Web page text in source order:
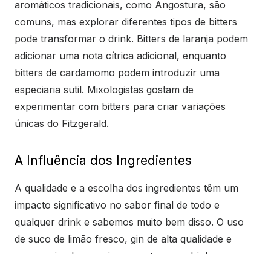
aromáticos tradicionais, como Angostura, são
comuns, mas explorar diferentes tipos de bitters
pode transformar o drink. Bitters de laranja podem
adicionar uma nota cítrica adicional, enquanto
bitters de cardamomo podem introduzir uma
especiaria sutil. Mixologistas gostam de
experimentar com bitters para criar variações
únicas do Fitzgerald.
A Influência dos Ingredientes
A qualidade e a escolha dos ingredientes têm um
impacto significativo no sabor final de todo e
qualquer drink e sabemos muito bem disso. O uso
de suco de limão fresco, gin de alta qualidade e